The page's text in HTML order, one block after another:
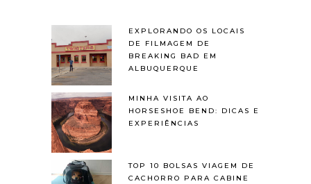
EXPLORANDO OS LOCAIS
DE FILMAGEM DE
BREAKING BAD EM
ALBUQUERQUE
MINHA VISITA AO
HORSESHOE BEND: DICAS E
EXPERIÊNCIAS
TOP 10 BOLSAS VIAGEM DE
CACHORRO PARA CABINE